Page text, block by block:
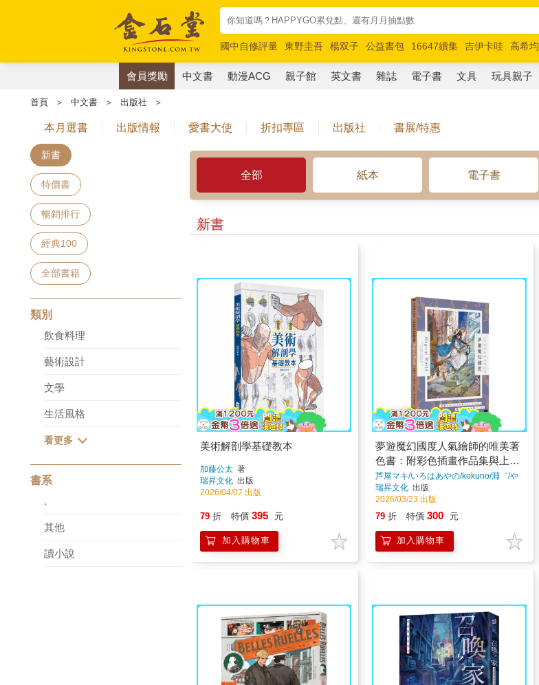
國中自修評量 東野圭吾 楊双子 公益書包 16647續集 吉伊卡哇 高希均
唯紅花綻放
奧德賽 路邊攤新作 馬斯克 玩具總動員5 超慢跑
會員獎勵 中文書 動漫ACG 親子館 英文書 雜誌 電子書 文具 玩具親子
首頁 ＞ 中文書 ＞ 出版社 ＞
本月選書 出版情報 愛書大使 折扣專區 出版社 書展/特惠
新書
特價書
暢銷排行
經典100
全部書籍
類別
飲食料理
藝術設計
文學
生活風格
書系
.
其他
讀小說
全部 紙本 電子書
新書
美術解剖學基礎教本
加藤公太 著
瑞昇文化 出版
2026/04/07 出版
79 折 特價 395 元
加入購物車
夢遊魔幻國度人氣繪師的唯美著
色書：附彩色插畫作品集與上色
技巧教學
芦屋マキ/いろはあやの/kokuno/淵゛/や
まがみ彩/ yuko
瑞昇文化 出版
2026/03/23 出版
79 折 特價 300 元
加入購物車